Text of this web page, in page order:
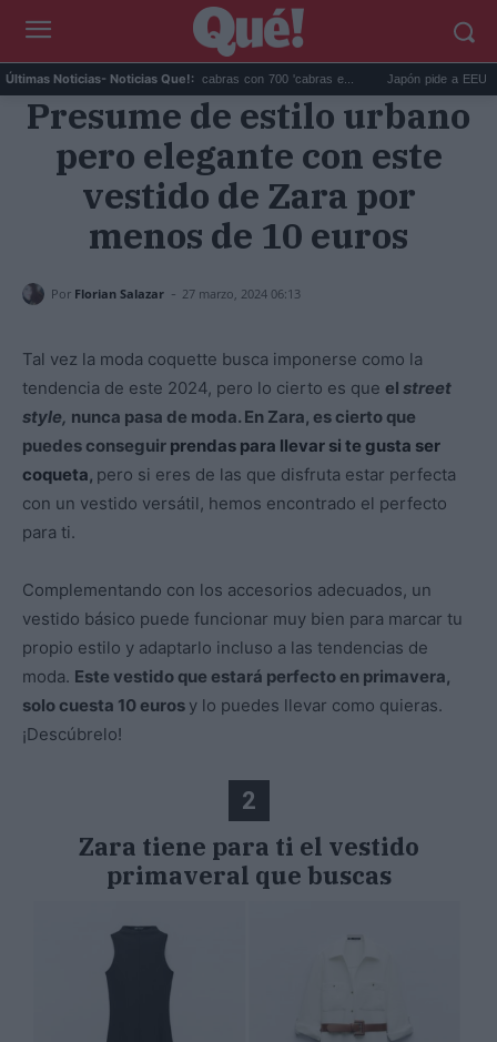
Últimas Noticias- Noticias Que!:
Galápagos eliminó 140.000 cabras con 700 'cabras e... Japón pide a EEUU
Presume de estilo urbano
pero elegante con este
vestido de Zara por
menos de 10 euros
Por Florian Salazar - 27 marzo, 2024 06:13
Tal vez la moda coquette busca imponerse como la
tendencia de este 2024, pero lo cierto es que el street
style, nunca pasa de moda. En Zara, es cierto que
puedes conseguir prendas para llevar si te gusta ser
coqueta, pero si eres de las que disfruta estar perfecta
con un vestido versátil, hemos encontrado el perfecto
para ti.
Complementando con los accesorios adecuados, un
vestido básico puede funcionar muy bien para marcar tu
propio estilo y adaptarlo incluso a las tendencias de
moda. Este vestido que estará perfecto en primavera,
solo cuesta 10 euros y lo puedes llevar como quieras.
¡Descúbrelo!
2
Zara tiene para ti el vestido
primaveral que buscas